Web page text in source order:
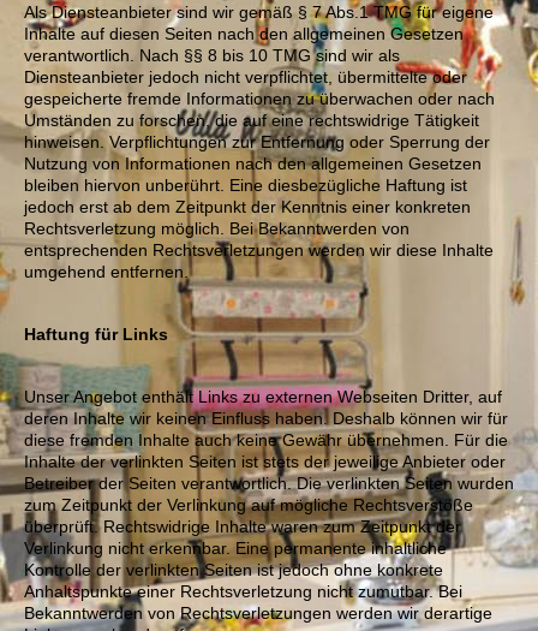
Als Diensteanbieter sind wir gemäß § 7 Abs.1 TMG für eigene
Inhalte auf diesen Seiten nach den allgemeinen Gesetzen
verantwortlich. Nach §§ 8 bis 10 TMG sind wir als
Diensteanbieter jedoch nicht verpflichtet, übermittelte oder
gespeicherte fremde Informationen zu überwachen oder nach
Umständen zu forschen, die auf eine rechtswidrige Tätigkeit
hinweisen. Verpflichtungen zur Entfernung oder Sperrung der
Nutzung von Informationen nach den allgemeinen Gesetzen
bleiben hiervon unberührt. Eine diesbezügliche Haftung ist
jedoch erst ab dem Zeitpunkt der Kenntnis einer konkreten
Rechtsverletzung möglich. Bei Bekanntwerden von
entsprechenden Rechtsverletzungen werden wir diese Inhalte
umgehend entfernen.
Haftung für Links
Unser Angebot enthält Links zu externen Webseiten Dritter, auf
deren Inhalte wir keinen Einfluss haben. Deshalb können wir für
diese fremden Inhalte auch keine Gewähr übernehmen. Für die
Inhalte der verlinkten Seiten ist stets der jeweilige Anbieter oder
Betreiber der Seiten verantwortlich. Die verlinkten Seiten wurden
zum Zeitpunkt der Verlinkung auf mögliche Rechtsverstöße
überprüft. Rechtswidrige Inhalte waren zum Zeitpunkt der
Verlinkung nicht erkennbar. Eine permanente inhaltliche
Kontrolle der verlinkten Seiten ist jedoch ohne konkrete
Anhaltspunkte einer Rechtsverletzung nicht zumutbar. Bei
Bekanntwerden von Rechtsverletzungen werden wir derartige